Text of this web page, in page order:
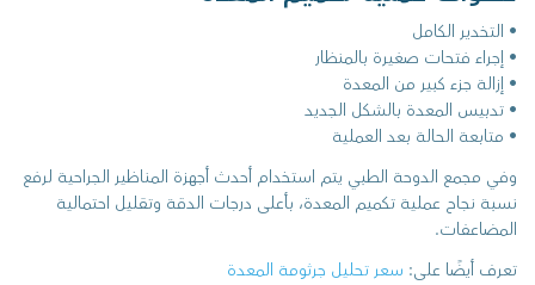
• التخدير الكامل
• إجراء فتحات صغيرة بالمنظار
• إزالة جزء كبير من المعدة
• تدبيس المعدة بالشكل الجديد
• متابعة الحالة بعد العملية
وفي مجمع الدوحة الطبي يتم استخدام أحدث أجهزة المناظير الجراحية لرفع
نسبة نجاح عملية تكميم المعدة، بأعلى درجات الدقة وتقليل احتمالية
المضاعفات.
تعرف أيضًا على: سعر تحليل جرثومة المعدة